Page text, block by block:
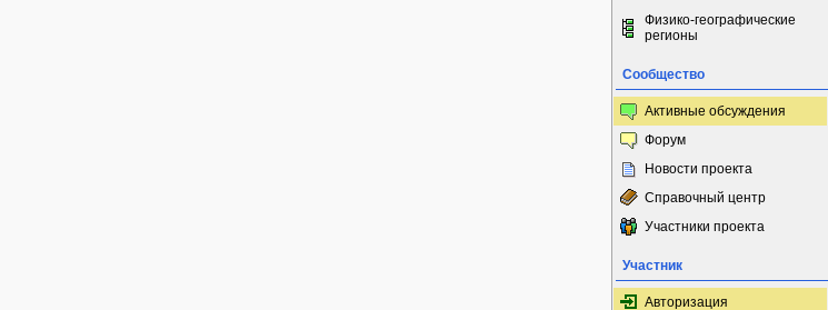
Физико-географические
регионы
Сообщество
Активные обсуждения
Форум
Новости проекта
Справочный центр
Участники проекта
Участник
Авторизация